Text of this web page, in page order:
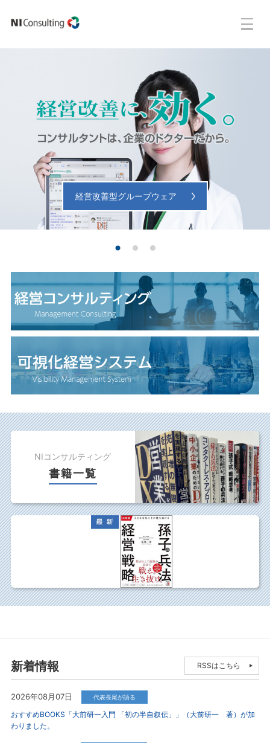
営改善型グループウェア
NIコンサルティング
書籍一覧
新着情報 RSSはこちら
2026年08月07日 代表長尾が語る
おすすめBOOKS「大前研一入門 「初の半自叙伝」」（大前研一 著）が加
わりました。